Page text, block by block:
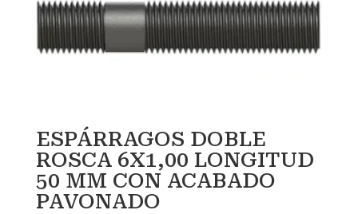
ESPÁRRAGOS DOBLE
ROSCA 6X1,00 LONGITUD
50 MM CON ACABADO
PAVONADO